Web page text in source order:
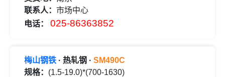
联系人： 市场中心
电话：
025-86363852
梅山钢铁 · 热轧钢 · SM490C
规格： (1.5-19.0)*(700-1630)